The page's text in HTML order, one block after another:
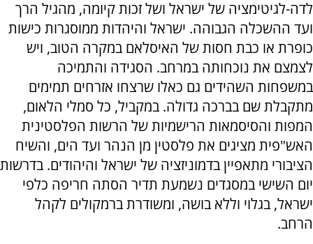
לדה-לגיטימציה של ישראל ושל זכות קיומה, מהגיל הרך
ועד ההשכלה הגבוהה. ישראל והיהדות ממוסגרות כישות
כופרת או כבת חסות של האיסלאם במקרה הטוב, ויש
לצמצם את נוכחותה במרחב. הסגידה והתמיכה
במשפחות השהידים גם כאלו שרצחו אזרחים תמימים
מתקבלת שם בברכה גדולה. במקביל, כל סמלי הלאום,
המפות והסיסמאות הרישמיות של הרשות הפלסטינית
האש"פית מציגים את פלסטין מן הנהר ועד הים, והשיח
הציבורי מתאפיין בדמוניזציה של ישראל והיהודים. בדרשות
יום השישי במסגדים נשמעת תדיר הסתה חריפה כלפי
ישראל, בגלוי וללא בושה, ומשודרת ברמקולים לקהל
הרחב.